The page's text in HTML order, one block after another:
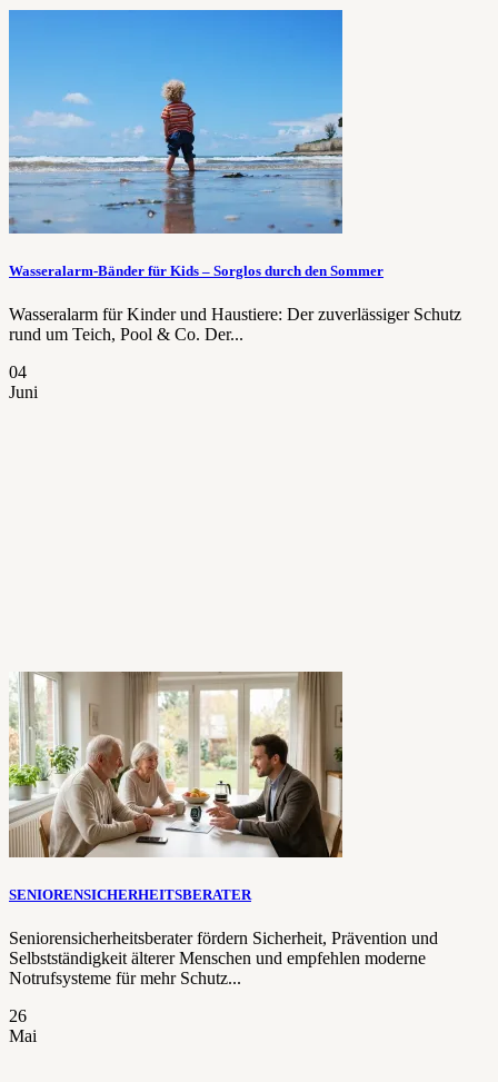
Wasseralarm-Bänder für Kids – Sorglos durch den Sommer
Wasseralarm für Kinder und Haustiere: Der zuverlässiger Schutz
rund um Teich, Pool & Co. Der...
04
Juni
SENIORENSICHERHEITSBERATER
Seniorensicherheitsberater fördern Sicherheit, Prävention und
Selbstständigkeit älterer Menschen und empfehlen moderne
Notrufsysteme für mehr Schutz...
26
Mai